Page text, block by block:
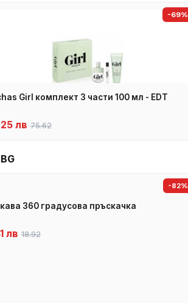
-69%
Girl комплект 3 части 100 мл - EDT
лв 75.62
-82%
360 градусова пръскачка
лв 18.92